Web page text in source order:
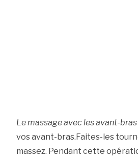
Le massage avec les avant-bras
vos avant-bras.Faites-les
massez. Pendant cette